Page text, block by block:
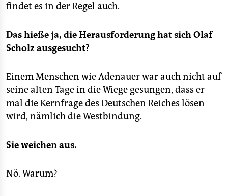
findet es in der Regel auch.
Das hieße ja, die Herausforderung hat sich Olaf
Scholz ausgesucht?
Einem Menschen wie Adenauer war auch nicht auf
seine alten Tage in die Wiege gesungen, dass er
mal die Kernfrage des Deutschen Reiches lösen
wird, nämlich die Westbindung.
Sie weichen aus.
Nö. Warum?